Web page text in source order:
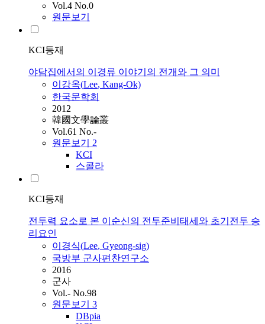
Vol.4 No.0
원문보기
KCI등재
야담집에서의 이경류 이야기의 전개와 그 의미
이강옥(Lee, Kang-Ok)
한국문학회
2012
韓國文學論叢
Vol.61 No.-
원문보기 2
KCI
스콜라
KCI등재
전투력 요소로 본 이순신의 전투준비태세와 초기전투 승
리요인
이경식(Lee, Gyeong-sig)
국방부 군사편찬연구소
2016
군사
Vol.- No.98
원문보기 3
DBpia